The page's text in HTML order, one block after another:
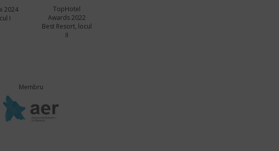
2024
I
TopHotel
Awards 2022
Best Resort, locul
II
Membru